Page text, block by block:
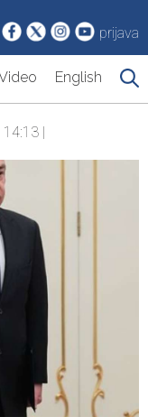
prijava
English
|